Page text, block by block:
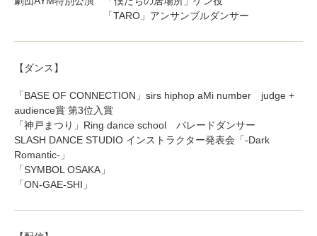
「TARO」アンサンブルダンサー
【ダンス】
「BASE OF CONNECTION」sirs hiphop aMi number judge +
audience賞 第3位入賞
「神戸まつり」Ring dance school パレードダンサー
SLASH DANCE STUDIO インストラクター発表会「-Dark
Romantic-」
「SYMBOL OSAKA」
「ON-GAE-SHI」